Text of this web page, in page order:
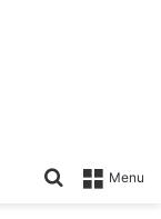
Menu
Search